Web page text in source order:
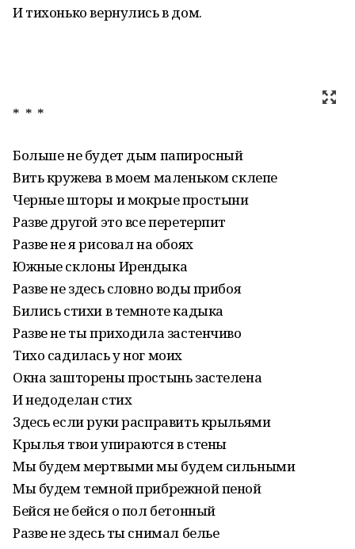
И тихонько вернулись в дом.
* * *
Больше не будет дым папиросный
Вить кружева в моем маленьком склепе
Черные шторы и мокрые простыни
Разве другой это все перетерпит
Разве не я рисовал на обоях
Южные склоны Ирендыка
Разве не здесь словно воды прибоя
Бились стихи в темноте кадыка
Разве не ты приходила застенчиво
Тихо садилась у ног моих
Окна зашторены простынь застелена
И недоделан стих
Здесь если руки расправить крыльями
Крылья твои упираются в стены
Мы будем мертвыми мы будем сильными
Мы будем темной прибрежной пеной
Бейся не бейся о пол бетонный
Разве не здесь ты снимал белье